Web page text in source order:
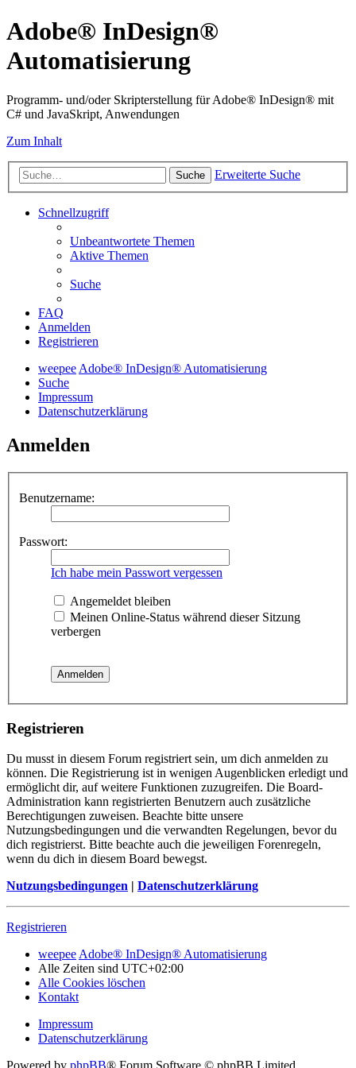
Adobe® InDesign®
Automatisierung
Programm- und/oder Skripterstellung für Adobe® InDesign® mit
C# und JavaSkript, Anwendungen
Zum Inhalt
Suche Erweiterte Suche
Schnellzugriff
Unbeantwortete Themen
Aktive Themen
Suche
FAQ
Anmelden
Registrieren
weepeeAdobe® InDesign® Automatisierung
Suche
Impressum
Datenschutzerklärung
Anmelden
Benutzername:
Passwort:
Ich habe mein Passwort vergessen
Angemeldet bleiben
Meinen Online-Status während dieser Sitzung
verbergen
Registrieren
Du musst in diesem Forum registriert sein, um dich anmelden zu
können. Die Registrierung ist in wenigen Augenblicken erledigt und
ermöglicht dir, auf weitere Funktionen zuzugreifen. Die Board-
Administration kann registrierten Benutzern auch zusätzliche
Berechtigungen zuweisen. Beachte bitte unsere
Nutzungsbedingungen und die verwandten Regelungen, bevor du
dich registrierst. Bitte beachte auch die jeweiligen Forenregeln,
wenn du dich in diesem Board bewegst.
Nutzungsbedingungen | Datenschutzerklärung
Registrieren
weepee Adobe® InDesign® Automatisierung
Alle Zeiten sind UTC+02:00
Alle Cookies löschen
Kontakt
Impressum
Datenschutzerklärung